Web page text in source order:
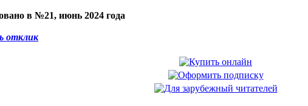
в №21, июнь 2024 года
отклик